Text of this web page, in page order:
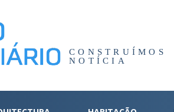
CONSTRUÍMOS
NOTÍCIA